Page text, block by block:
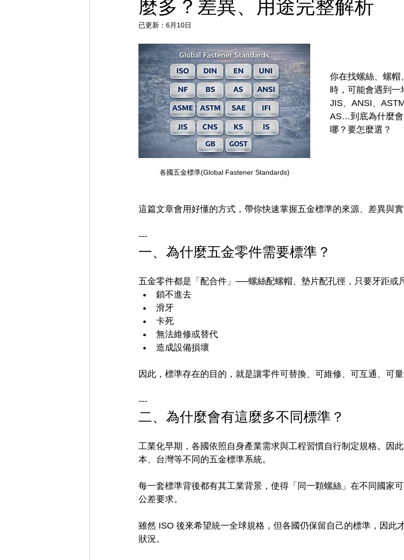
麼多？差異、用途完整解析
已更新： 6月10日
各國五金標準(Global Fastener Standards)
你在找螺絲、螺帽
時，可能會遇到一
JIS、ANSI、
AS…到底為什麼
哪？要怎麼選？
這篇文章會用好懂的方式，帶你快速掌握五金標準的來源、差異與實
---
一、為什麼五金零件需要標準？
五金零件都是「配合件」──螺絲配螺帽、墊片配孔徑，只要牙距或
鎖不進去
滑牙
卡死
無法維修或替代
造成設備損壞
因此，標準存在的目的，就是讓零件可替換、可維修、可互通、可量
---
二、為什麼會有這麼多不同標準？
工業化早期，各國依照自身產業需求與工程習慣自行制定規格。因
本、台灣等不同的五金標準系統。
每一套標準背後都有其工業背景，使得「同一顆螺絲」在不同國家
公差要求。
雖然 ISO 後來希望統一全球規格，但各國仍保留自己的標準，因此
狀況。